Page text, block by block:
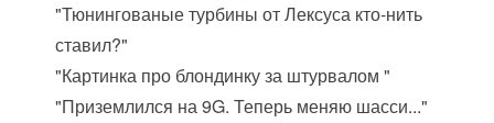
"Тюнингованые турбины от Лексуса кто-нить
ставил?"
"Картинка про блондинку за штурвалом "
"Приземлился на 9G. Теперь меняю шасси..."